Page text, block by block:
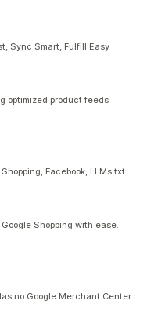
Sync Smart, Fulfill Easy
optimized product feeds
Facebook, LLMs.txt
Shopping with ease.
no Google Merchant Center